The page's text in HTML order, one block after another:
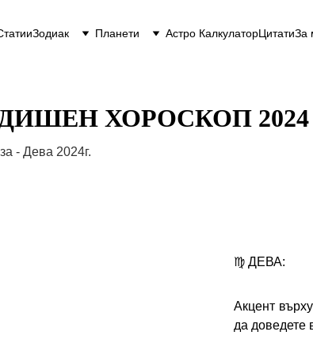
Зодиак Планети Астро КалкулаторЦитатиЗа
ХОРОСКОП 2024
- Дева 2024г.
♍ДЕВА:
Акцент
да доведете